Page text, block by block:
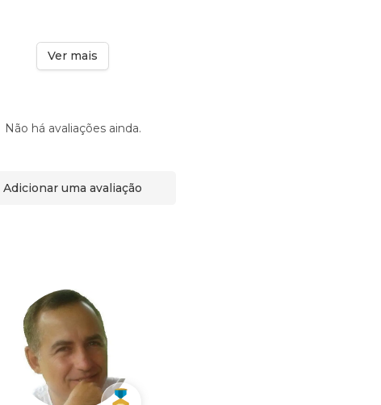
Ver mais
Não há avaliações ainda.
Adicionar uma avaliação